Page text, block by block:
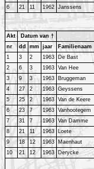
6
21 11 1962 Janssens
Akt
Datum van †
nr
dd mm jaar Familienaam
1
3 2 1963 De Bast
2
6 3 1963 Van Hee
3
9 3 1963 Bruggeman
4
27 2 1963 Geyssens
5
25 2 1963 Van de Keere
6
23 7 1963 Vanhootegem
7
31 7 1963 Van Damme
8
21 11 1963 Loete
9
18 12 1963 Maenhaut
10
21 12 1963 Derycke